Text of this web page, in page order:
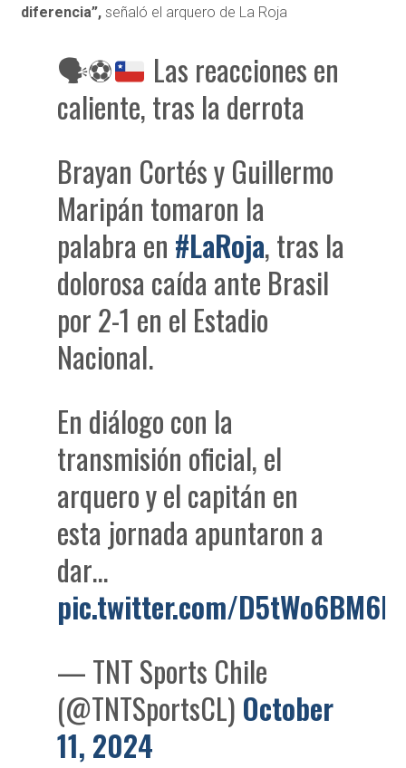
diferencia”, señaló el arquero de La Roja
🗣⚽
Las reacciones en
caliente, tras la derrota
Brayan Cortés y Guillermo
Maripán tomaron la
palabra en #LaRoja, tras la
dolorosa caída ante Brasil
por 2-1 en el Estadio
Nacional.
En diálogo con la
transmisión oficial, el
arquero y el capitán en
esta jornada apuntaron a
dar…
pic.twitter.com/D5tWo6BM6l
— TNT Sports Chile
(@TNTSportsCL) October
11, 2024